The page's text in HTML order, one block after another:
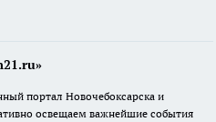
портал Новочебоксарска и
освещаем важнейшие события